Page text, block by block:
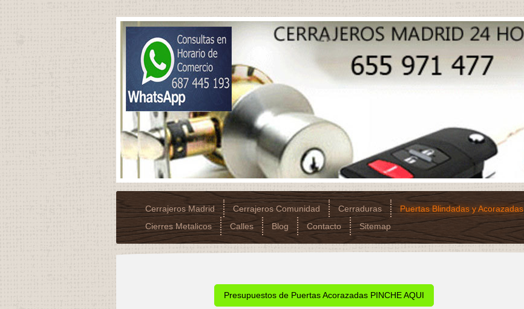
Cerrajeros Madrid Cerrajeros Comunidad Cerraduras Puertas Blindadas y Acorazadas
Cierres Metalicos
Calles Blog Contacto Sitemap
Presupuestos de Puertas Acorazadas PINCHE AQUI